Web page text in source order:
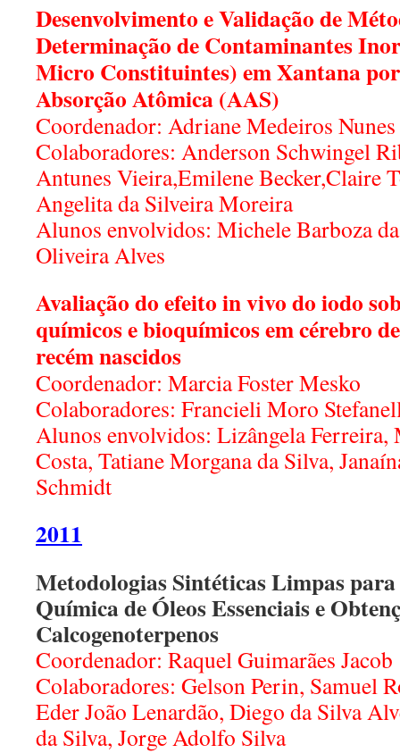
Desenvolvimento e Validação de
Determinação de Contaminantes
Micro Constituintes) em Xantana
Absorção Atômica (AAS)
Coordenador: Adriane Medeiros Nunes
Colaboradores: Anderson Schwingel
Antunes Vieira,Emilene Becker,Claire
Angelita da Silveira Moreira
Alunos envolvidos: Michele Barboza
Oliveira Alves
Avaliação do efeito in vivo do iodo
químicos e bioquímicos em cérebro
recém nascidos
Coordenador: Marcia Foster Mesko
Colaboradores: Francieli Moro
Alunos envolvidos: Lizângela Ferreira,
Costa, Tatiane Morgana da Silva,
Schmidt
2011
Metodologias Sintéticas Limpas
Química de Óleos Essenciais e
Calcogenoterpenos
Coordenador: Raquel Guimarães Jacob
Colaboradores: Gelson Perin, Samuel
Eder João Lenardão, Diego da Silva
da Silva, Jorge Adolfo Silva